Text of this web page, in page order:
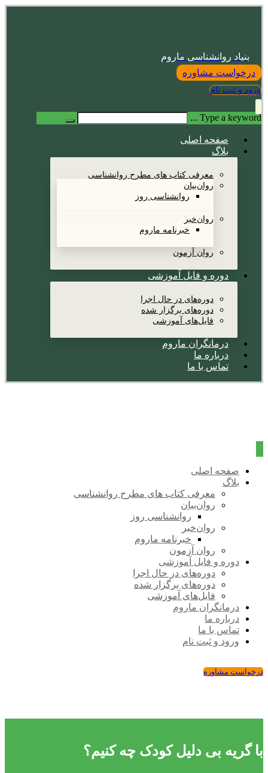
بنیاد روانشناسی ماروم
درخواست مشاوره
ورود و ثبت نام
Type a keyword ...
صفحه اصلی
بلاگ
معرفی کتاب های مطرح روانشناسی
روان‌بیان
روانشناسی روز
روان‌خبر
خبرنامه ماروم
روان آزمون
دوره و فایل آموزشی
دوره‌های در حال اجرا
دوره‌های برگزار شده
فایل‌های آموزشی
درمانگران ماروم
درباره ما
تماس با ما
صفحه اصلی
بلاگ
معرفی کتاب های مطرح روانشناسی
روان‌بیان
روانشناسی روز
روان‌خبر
خبرنامه ماروم
روان آزمون
دوره و فایل آموزشی
دوره‌های در حال اجرا
دوره‌های برگزار شده
فایل‌های آموزشی
درمانگران ماروم
درباره ما
تماس با ما
ورود و ثبت نام
درخواست مشاوره
با گریه بی دلیل کودک چه کنیم؟